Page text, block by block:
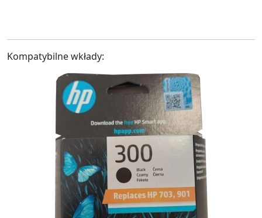
Kompatybilne wkłady: